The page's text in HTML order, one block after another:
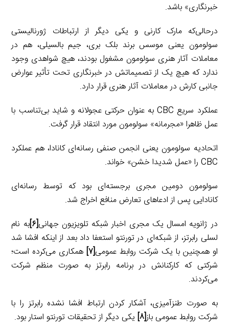
خبرنگاری» باشد.
درحالی‌که مارک کارنی و یکی دیگر از ارتباطات ژورنالیستی
سولومون یعنی موسس برند بلک بری، جیم بالسیلی، هم در
معاملات آثار هنری سولومون مشغول بودند، هیچ شواهدی وجود
ندارد که هیچ یک از تصمیماتش در خبرنگاری تحت تأثیر عوارض
جانبی کارش در معاملات آثار هنری قرار دارد.
عملکرد سریع CBC به عنوان حرکتی عجولانه و شاید بی‌تناسب با
عمل ظاهرا «مجرمانه» سولومون مورد انتقاد قرار گرفت.
اتحادیه سولومون یعنی انجمن صنفی رسانه‌ای کانادا، هم عملکرد
CBC را «عمل شدیدا خشن» خواند.
سولومون دومین مجری برجسته‌ای بود که توسط رسانه‌ای
کانادایی پس از ادعاهای تعارض منافع اخراج شد.
در ژانویه امسال یک مجری اخبار شبکه تلویزیون جهانی[۶] به نام
لسلی رابرتز، از شبکه‌ای در تورنتو استعفا داد بعد از اینکه افشا شد
او همچنین با یک شرکت روابط عمومی[۷]
همکاری می‌کرده است؛
شرکتی که کارکنانش در برنامه رابرتز به صورت منظم شرکت
می‌کردند.
به صورت طنزآمیزی، آشکار کردن ارتباط افشا نشده رابرتز را با
شرکت روابط عمومی باز[۸]
یکی دیگر از تحقیقات تورنتو استار بود.